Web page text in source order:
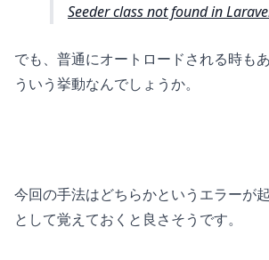
Seeder class not found in
でも、普通にオートロードされる時も
ういう挙動なんでしょうか。
今回の手法はどちらかというエラーが
として覚えておくと良さそうです。